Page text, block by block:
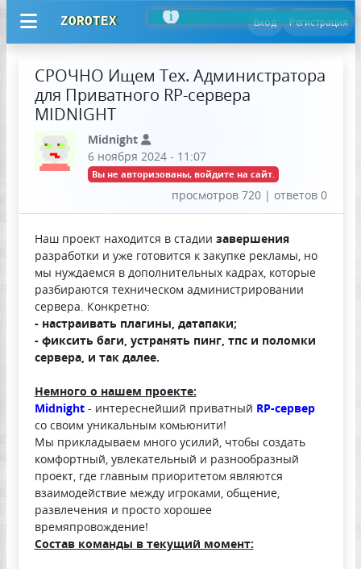
ZOROTEX Вход Регистрация
СРОЧНО Ищем Тех. Администратора
для Приватного RP-сервера
MIDNIGHT
Midnight
6 ноября 2024 - 11:07
Вы не авторизованы, войдите на сайт.
просмотров 720 | ответов 0
Наш проект находится в стадии завершения
разработки и уже готовится к закупке рекламы, но
мы нуждаемся в дополнительных кадрах, которые
разбираются техническом администрировании
сервера. Конкретно:
- настраивать плагины, датапаки;
- фиксить баги, устранять пинг, тпс и поломки
сервера, и так далее.
Немного о нашем проекте:
Midnight- интереснейший приватный RP-сервер
со своим уникальным комьюнити!
Мы прикладываем много усилий, чтобы создать
комфортный, увлекательный и разнообразный
проект, где главным приоритетом являются
взаимодействие между игроками, общение,
развлечения и просто хорошее
времяпровождение!
Состав команды в текущий момент: